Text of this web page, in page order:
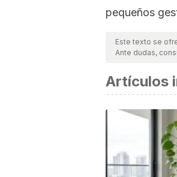
pequeños
Este texto se
Ante dudas,
Artículos